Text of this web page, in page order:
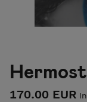
170.00 EUR